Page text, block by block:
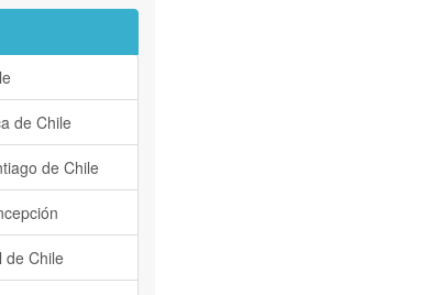
de Chile
de Chile
de Chile